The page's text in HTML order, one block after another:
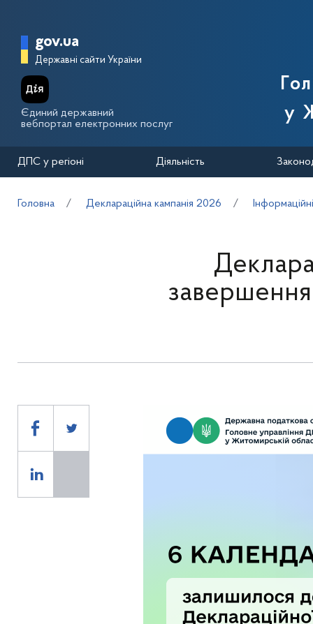
Головна сторінка Державної
gov.ua
Державні сайти України
Єдиний державний
вебпортал електронних послуг
у
ДПС у регіоні Діяльність
Головна Деклараційна кампанія 2026
завершення